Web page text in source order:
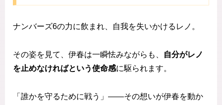
ナンバーズ6の力に飲まれ、自我を失いかけるレノ。
その姿を見て、伊春は一瞬怯みながらも、
自分がレノ
を止めなければという使命感に駆られます。
「誰かを守るために戦う」――その想いが伊春を動か